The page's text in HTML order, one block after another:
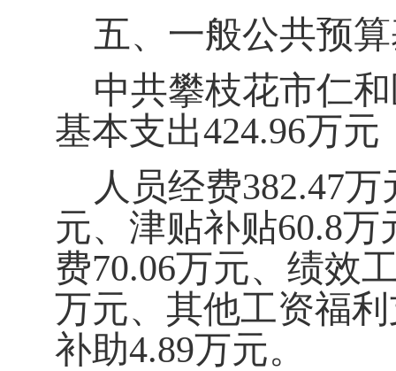
五、一般公共预
中共攀枝花市仁
基本支出424.96万元
人员经费382.47万
元、津贴补贴60.8万
费70.06万元、绩效
万元、其他工资福
补助4.89万元。